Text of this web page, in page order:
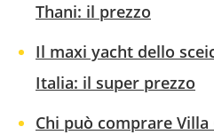
Thani: il prezzo
Il maxi yacht dello
Italia: il super prezzo
Chi può comprare Villa